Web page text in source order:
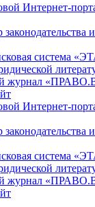
Интернет-
система
журнал
Интернет-
система
журнал